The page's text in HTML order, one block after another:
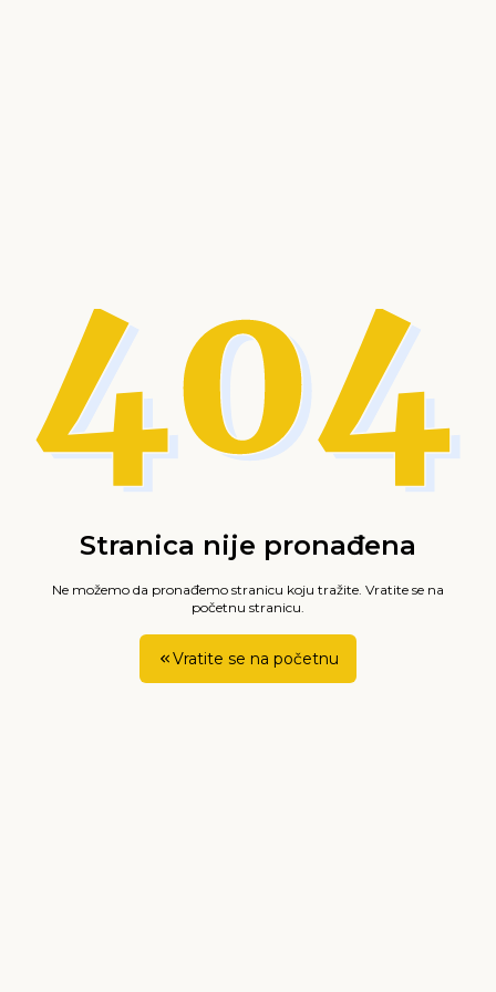
Stranica nije pronađena
Ne možemo da pronađemo stranicu koju tražite. Vratite se na
početnu stranicu.
Vratite se na početnu